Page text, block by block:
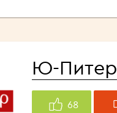
Ю-Питер
68